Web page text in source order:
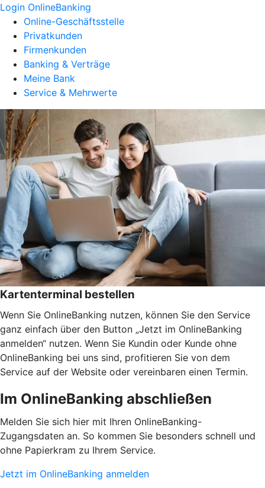
Login OnlineBanking
Online-Geschäftsstelle
Privatkunden
Firmenkunden
Banking & Verträge
Meine Bank
Service & Mehrwerte
Kartenterminal bestellen
Wenn Sie OnlineBanking nutzen, können Sie den Service
ganz einfach über den Button „Jetzt im OnlineBanking
anmelden“ nutzen. Wenn Sie Kundin oder Kunde ohne
OnlineBanking bei uns sind, profitieren Sie von dem
Service auf der Website oder vereinbaren einen Termin.
Im OnlineBanking abschließen
Melden Sie sich hier mit Ihren OnlineBanking-
Zugangsdaten an. So kommen Sie besonders schnell und
ohne Papierkram zu Ihrem Service.
Jetzt im OnlineBanking anmelden